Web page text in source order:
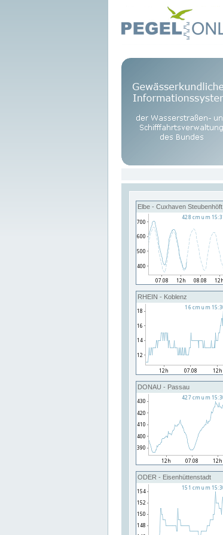
Elbe - Cuxhaven Steubenhöft
RHEIN - Koblenz
DONAU - Passau
ODER - Eisenhüttenstadt